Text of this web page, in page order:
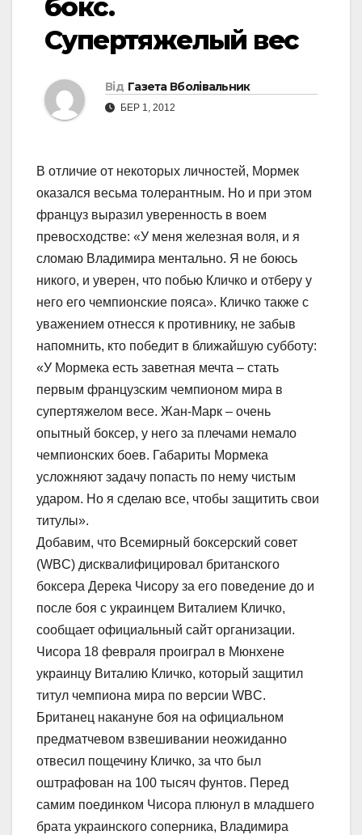
бокс.
Супертяжелый вес
Від Газета Вболівальник
БЕР 1, 2012
В отличие от некоторых личностей, Мормек
оказался весьма толерантным. Но и при этом
француз выразил уверенность в воем
превосходстве: «У меня железная воля, и я
сломаю Владимира ментально. Я не боюсь
никого, и уверен, что побью Кличко и отберу у
него его чемпионские пояса». Кличко также с
уважением отнесся к противнику, не забыв
напомнить, кто победит в ближайшую субботу:
«У Мормека есть заветная мечта – стать
первым французским чемпионом мира в
супертяжелом весе. Жан-Марк – очень
опытный боксер, у него за плечами немало
чемпионских боев. Габариты Мормека
усложняют задачу попасть по нему чистым
ударом. Но я сделаю все, чтобы защитить свои
титулы».
Добавим, что Всемирный боксерский совет
(WBC) дисквалифицировал британского
боксера Дерека Чисору за его поведение до и
после боя с украинцем Виталием Кличко,
сообщает официальный сайт организации.
Чисора 18 февраля проиграл в Мюнхене
украинцу Виталию Кличко, который защитил
титул чемпиона мира по версии WBC.
Британец накануне боя на официальном
предматчевом взвешивании неожиданно
отвесил пощечину Кличко, за что был
оштрафован на 100 тысяч фунтов. Перед
самим поединком Чисора плюнул в младшего
брата украинского соперника, Владимира